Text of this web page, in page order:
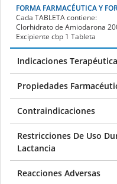
FORMA FARMACÉUTICA Y
Cada TABLETAcontiene:
Clorhidrato de Amiodarona
Excipiente cbp 1 Tableta
Indicaciones
Propiedades
Contraindicaciones
Restricciones De Uso
Lactancia
Reacciones Adversas